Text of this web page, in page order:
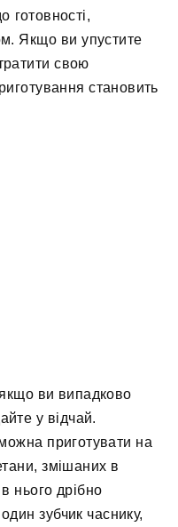
готовності,
Якщо ви упустите
свою
становить
ви випадково
у відчай.
приготувати на
змішаних в
нього дрібно
зубчик часнику,